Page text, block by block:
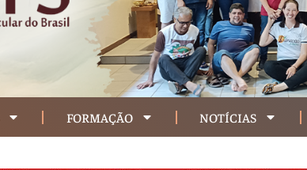
FORMAÇÃO NOTÍCIAS